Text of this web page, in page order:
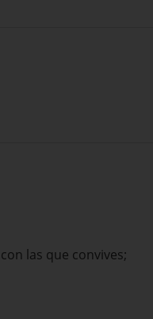
las que convives;